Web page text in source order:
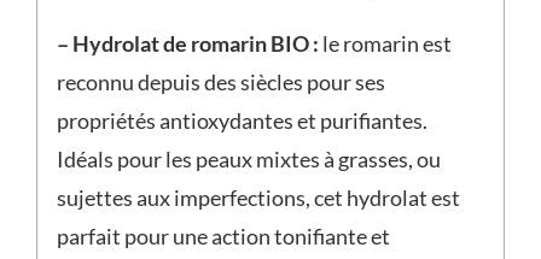
– Hydrolat de romarin BIO : le romarin est
reconnu depuis des siècles pour ses
propriétés antioxydantes et purifiantes.
Idéals pour les peaux mixtes à grasses, ou
sujettes aux imperfections, cet hydrolat est
parfait pour une action tonifiante et